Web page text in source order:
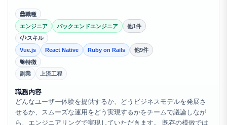
職種
エンジニア
バックエンドエンジニア
他1件
スキル
Vue.js
React Native Ruby on Rails
他9件
特徴
副業
上流工程
職務内容
どんなユーザー体験を提供するか、どうビジネスモデルを発展さ
せるか、スムーズな運用をどう実現するかをチームで議論しなが
ら、エンジニアリングで実現していただきます。 既存の模倣では